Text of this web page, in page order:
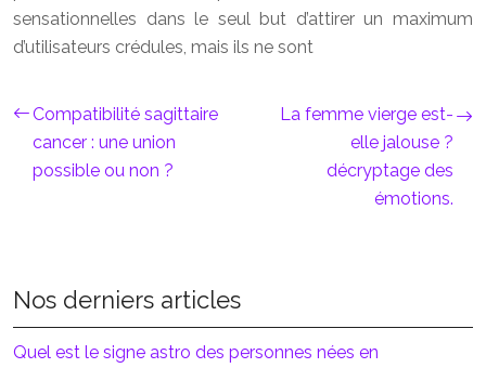
sensationnelles dans le seul but d’attirer un maximum
d’utilisateurs crédules, mais ils ne sont
Compatibilité sagittaire
cancer : une union
possible ou non ?
La femme vierge est-
elle jalouse ?
décryptage des
émotions.
Nos derniers articles
Quel est le signe astro des personnes nées en